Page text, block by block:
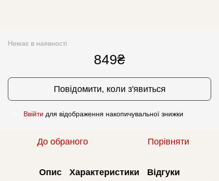
Немає в наявності
849₴
Повідомити, коли з'явиться
Ввійти для відображення накопичувальної знижки
До обраного Порівняти
Опис Характеристики Відгуки